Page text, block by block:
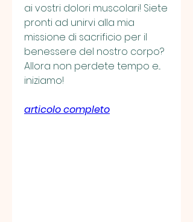
ai vostri dolori muscolari! Siete
pronti ad unirvi alla mia
missione di sacrificio per il
benessere del nostro corpo?
Allora non perdete tempo e...
iniziamo!
articolo completo